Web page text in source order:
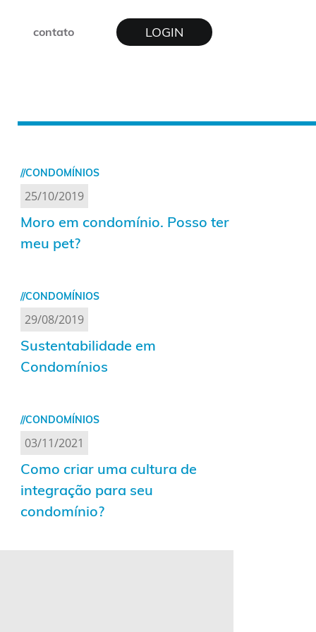
contato LOGIN
//CONDOMÍNIOS
25/10/2019
Moro em condomínio. Posso ter
meu pet?
//CONDOMÍNIOS
29/08/2019
Sustentabilidade em
Condomínios
//CONDOMÍNIOS
03/11/2021
Como criar uma cultura de
integração para seu
condomínio?